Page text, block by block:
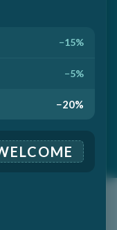
−15%
−5%
−20%